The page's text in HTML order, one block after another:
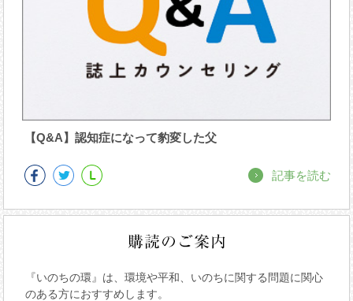
【Q&A】認知症になって豹変した父
記事を読む
『いのちの環』は、環境や平和、いのちに関する問題に関心
のある方におすすめします。